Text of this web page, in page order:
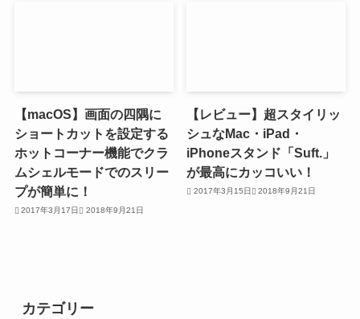
【macOS】画面の四隅に
ショートカットを設定する
ホットコーナー機能でクラ
ムシェルモードでのスリー
プが簡単に！
2017年3月17日 2018年9月21日
【レビュー】超スタイリッ
シュなMac・iPad・
iPhoneスタンド「Suft.」
が最高にカッコいい！
2017年3月15日 2018年9月21日
カテゴリー